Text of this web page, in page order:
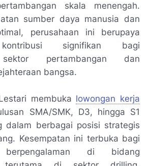
skala menengah.
sumber daya manusia dan
perusahaan ini berupaya
signifikan bagi
sektor pertambangan dan
bangsa.
membuka lowongan kerja
SMA/SMK, D3, hingga S1
dalam berbagai posisi strategis
Kesempatan ini terbuka bagi
di bidang